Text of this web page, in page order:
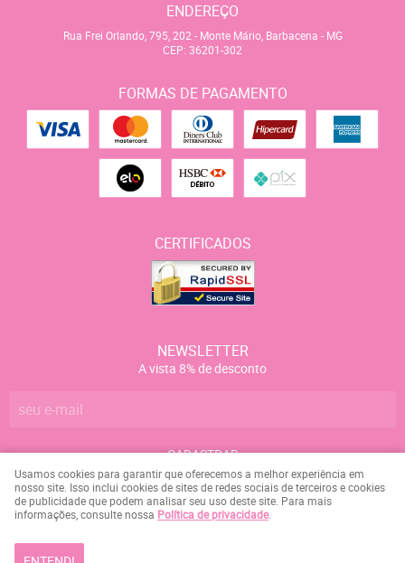
ENDEREÇO
Rua Frei Orlando, 795, 202 - Monte Mário, Barbacena - MG
CEP: 36201-302
FORMAS DE PAGAMENTO
CERTIFICADOS
NEWSLETTER
A vista 8% de desconto
CADASTRAR
Marcelo Campos da Silva CNPJ: 084.158.107-09
Usamos cookies para garantir que oferecemos a melhor experiência em
nosso site. Isso inclui cookies de sites de redes sociais de terceiros e cookies
de publicidade que podem analisar seu uso deste site. Para mais
informações, consulte nossa Política de privacidade.